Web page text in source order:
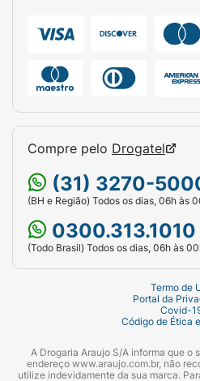
Compre pelo Drogatel
(31) 3270-
(BH e Região) Todos os dias, 06h às
0300.313.1010
(Todo Brasil) Todos os dias, 06h às
Termo de
Portal da
Covid-
Código de Ética
A Drogaria Araujo S/A informa que o
endereço www.araujo.com.br, não
utilize indevidamente da sua marca.